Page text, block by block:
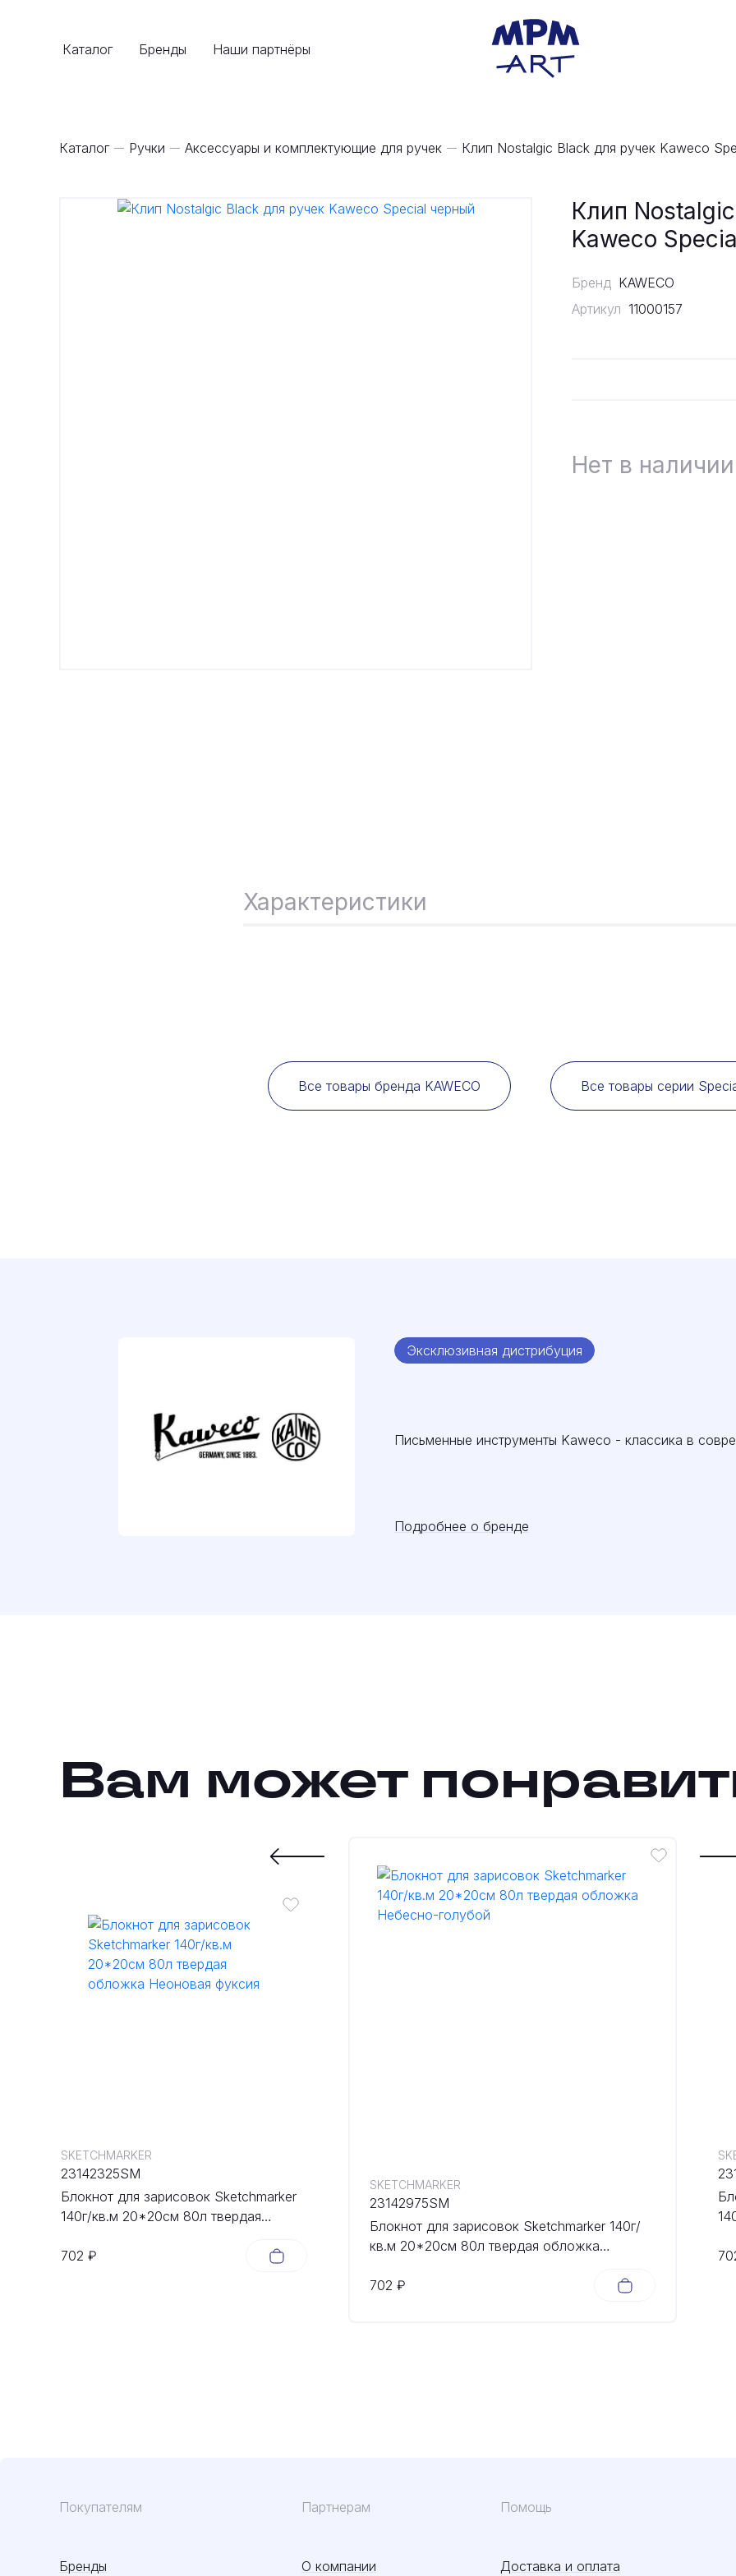
Каталог Бренды Наши партнёры
Каталог Ручки Аксессуары и комплектующие для ручек Клип Nostalgic Black для ручек Kaweco
Клип
Kaweco
Бренд KAWECO
Артикул 11000157
Нет в наличии
Характеристики
Все товары бренда KAWECO Все товары серии
Эксклюзивная дистрибуция
Письменные инструменты Kaweco - классика в
Подробнее о бренде
Вам может
702 ₽
Блокнот для зарисовок Sketchmarker
140г/кв.м 20*20cм 80л твердая
SKETCHMARKER
23142325SM
702 ₽
Блокнот для зарисовок Sketchmarker 140г/
кв.м 20*20cм 80л твердая обложка
SKETCHMARKER
23142975SM
Покупателям
Бренды
Партнерам
О компании
Помощь
Доставка и оплата